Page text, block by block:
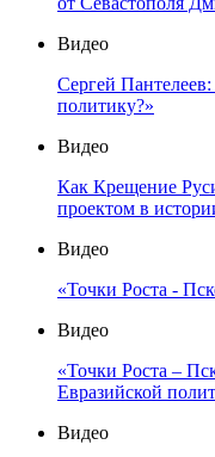
Видео
Сергей
политику?»
Видео
Как Крещение
проектом в
Видео
«Точки Роста -
Видео
«Точки Роста –
Евразийской
Видео